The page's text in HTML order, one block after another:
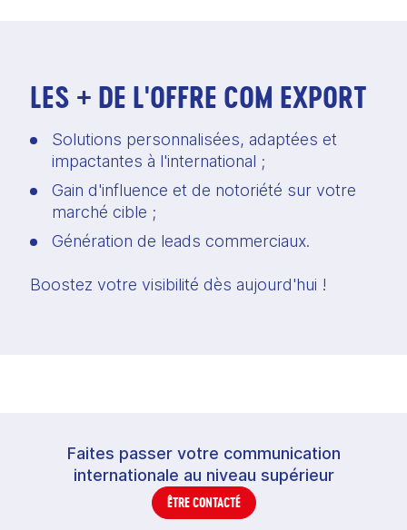
LES + DE L'OFFRE COM EXPORT
Solutions personnalisées, adaptées et
impactantes à l'international ;
Gain d'influence et de notoriété sur votre
marché cible ;
Génération de leads commerciaux.
Boostez votre visibilité dès aujourd'hui !
Faites passer votre communication
internationale au niveau supérieur
ÊTRE CONTACTÉ